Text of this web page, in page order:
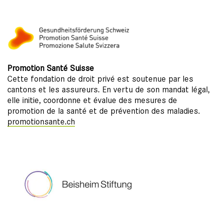
Promotion Santé Suisse
Cette fondation de droit privé est soutenue par les
cantons et les assureurs. En vertu de son mandat légal,
elle initie, coordonne et évalue des mesures de
promotion de la santé et de prévention des maladies.
promotionsante.ch